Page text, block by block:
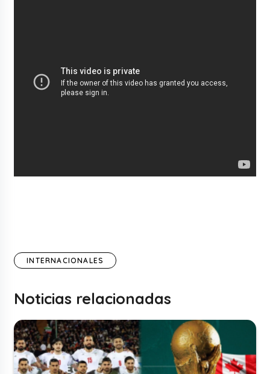
INTERNACIONALES
Noticias relacionadas